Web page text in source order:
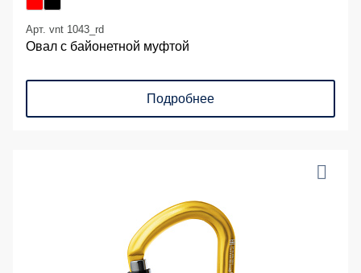
Арт. vnt 1043_rd
Овал с байонетной муфтой
Подробнее